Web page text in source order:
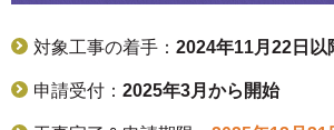
対象工事の着手： 2024年11月22日以
申請受付： 2025年3月から開始